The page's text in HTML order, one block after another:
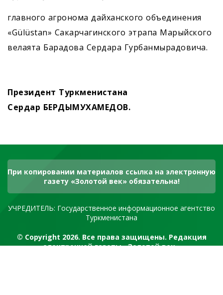
главного агронома дайханского объединения
«Gülüstan» Сакарчагинского этрапа Марыйского
велаята Барадова Сердара Гурбанмырадовича.
Президент Туркменистана
Сердар БЕРДЫМУХАМЕДОВ.
При копировании материалов ссылка на электронную
газету «Золотой век» обязательна!
УЧРЕДИТЕЛЬ: Государственное информационное агентство
Туркменистана
© Copyright 2026. Все права защищены. Редакция
электронной газеты «Золотой век»